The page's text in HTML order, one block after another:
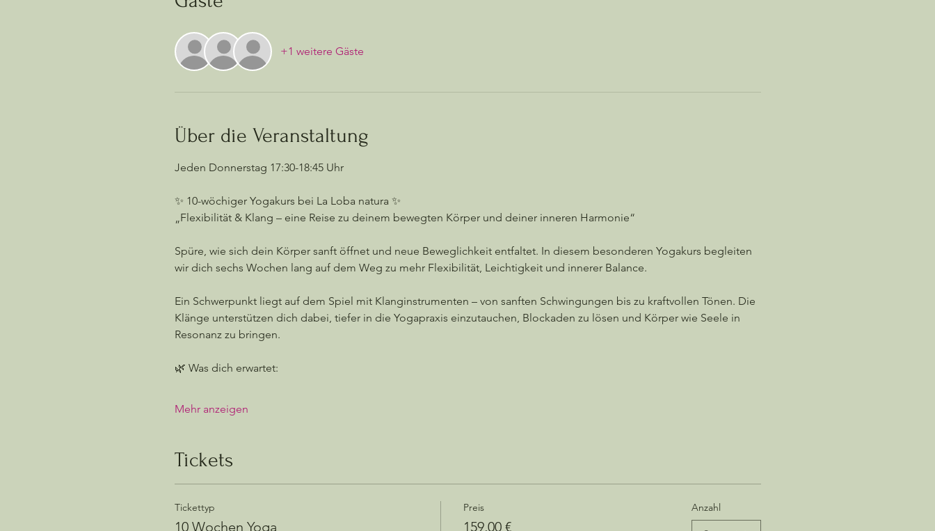
+1 weitere Gäste
Über die Veranstaltung
Jeden Donnerstag 17:30-18:45 Uhr
✨ 10-wöchiger Yogakurs bei La Loba natura ✨
„Flexibilität & Klang – eine Reise zu deinem bewegten Körper und deiner inneren Harmonie“
Spüre, wie sich dein Körper sanft öffnet und neue Beweglichkeit entfaltet. In diesem besonderen Yogakurs begleiten
wir dich sechs Wochen lang auf dem Weg zu mehr Flexibilität, Leichtigkeit und innerer Balance.
Ein Schwerpunkt liegt auf dem Spiel mit Klanginstrumenten – von sanften Schwingungen bis zu kraftvollen Tönen. Die
Klänge unterstützen dich dabei, tiefer in die Yogapraxis einzutauchen, Blockaden zu lösen und Körper wie Seele in
Resonanz zu bringen.
🌿 Was dich erwartet:
Mehr anzeigen
Tickets
Tickettyp
10 Wochen Yoga
Preis
159,00 €
Anzahl